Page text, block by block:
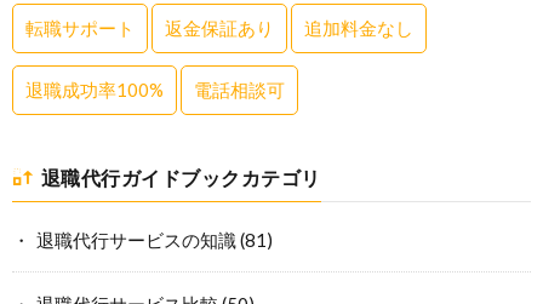
転職サポート 返金保証あり 追加料金なし
退職成功率100% 電話相談可
退職代行ガイドブックカテゴリ
退職代行サービスの知識(81)